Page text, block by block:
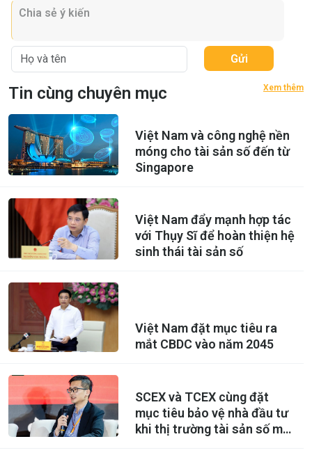
Gửi
Tin cùng chuyên mục Xem thêm
Việt Nam và công nghệ nền
móng cho tài sản số đến từ
Singapore
Việt Nam đẩy mạnh hợp tác
với Thụy Sĩ để hoàn thiện hệ
sinh thái tài sản số
Việt Nam đặt mục tiêu ra
mắt CBDC vào năm 2045
SCEX và TCEX cùng đặt
mục tiêu bảo vệ nhà đầu tư
khi thị trường tài sản số mở